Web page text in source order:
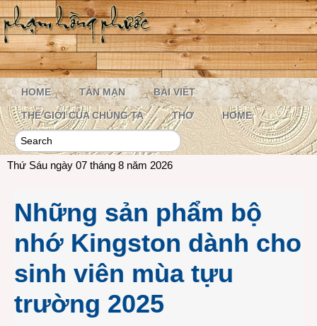
HOME TẢN MẠN BÀI VIẾT
THẾ GIỚI CỦA CHÚNG TA THƠ HOME
Thứ Sáu ngày 07 tháng 8 năm 2026
Những sản phẩm bộ
nhớ Kingston dành cho
sinh viên mùa tựu
trường 2025